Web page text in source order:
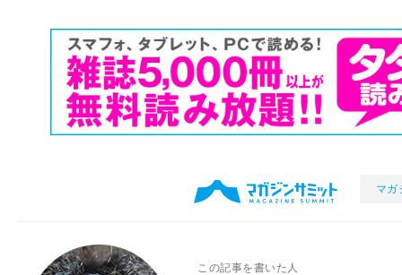
マガ
この記事を書いた人